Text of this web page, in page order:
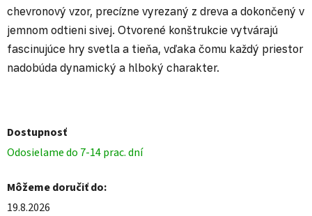
chevronový vzor, precízne vyrezaný z dreva a dokončený v
jemnom odtieni sivej. Otvorené konštrukcie vytvárajú
fascinujúce hry svetla a tieňa, vďaka čomu každý priestor
nadobúda dynamický a hlboký charakter.
Dostupnosť
Odosielame do 7-14 prac. dní
Môžeme doručiť do:
19.8.2026